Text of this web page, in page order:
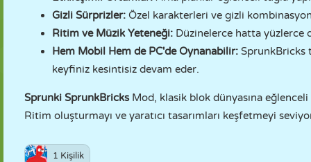
Gizli Sürprizler: Özel karakterleri ve gizli
Ritim ve Müzik Yeteneği: Düzinelerce hatta yüzlerce
Hem Mobil Hem de PC'de Oynanabilir: SprunkBricks
keyfiniz kesintisiz devam eder.
Sprunki SprunkBricksMod, klasik blok dünyasına
Ritim oluşturmayı ve yaratıcı tasarımları keşfetmeyi
1 Kişilik